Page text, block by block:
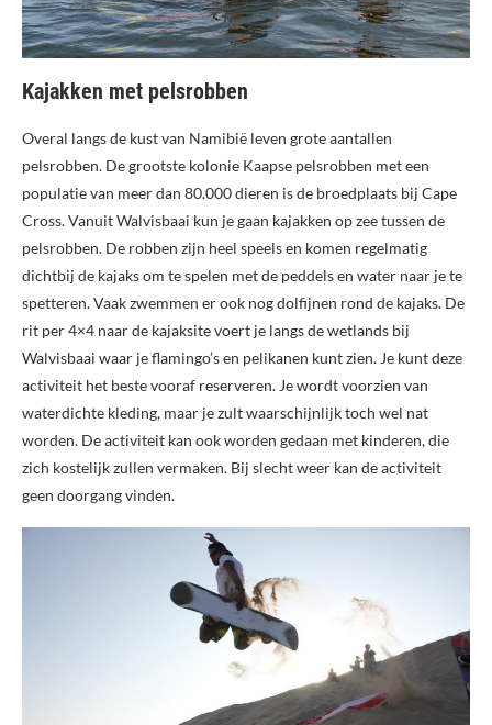
Kajakken met pelsrobben
Overal langs de kust van Namibië leven grote aantallen
pelsrobben. De grootste kolonie Kaapse pelsrobben met een
populatie van meer dan 80.000 dieren is de broedplaats bij Cape
Cross. Vanuit Walvisbaai kun je gaan kajakken op zee tussen de
pelsrobben. De robben zijn heel speels en komen regelmatig
dichtbij de kajaks om te spelen met de peddels en water naar je te
spetteren. Vaak zwemmen er ook nog dolfijnen rond de kajaks. De
rit per 4×4 naar de kajaksite voert je langs de wetlands bij
Walvisbaai waar je flamingo’s en pelikanen kunt zien. Je kunt deze
activiteit het beste vooraf reserveren. Je wordt voorzien van
waterdichte kleding, maar je zult waarschijnlijk toch wel nat
worden. De activiteit kan ook worden gedaan met kinderen, die
zich kostelijk zullen vermaken. Bij slecht weer kan de activiteit
geen doorgang vinden.